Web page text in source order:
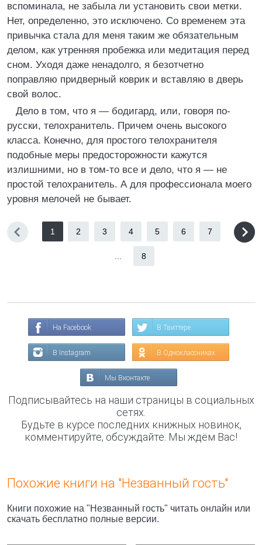
вспоминала, не забыла ли установить свои метки.
Нет, определенно, это исключено. Со временем эта
привычка стала для меня таким же обязательным
делом, как утренняя пробежка или медитация перед
сном. Уходя даже ненадолго, я безотчетно
поправляю придверный коврик и вставляю в дверь
свой волос.
Дело в том, что я — бодигард, или, говоря по-
русски, телохранитель. Причем очень высокого
класса. Конечно, для простого телохранителя
подобные меры предосторожности кажутся
излишними, но в том-то все и дело, что я — не
простой телохранитель. А для профессионала моего
уровня мелочей не бывает.
1 2 3 4 5 6 7
8
На Facebook В Твиттере
В Instagram В Одноклассниках
Мы Вконтакте
Подписывайтесь на наши страницы в социальных
сетях.
Будьте в курсе последних книжных новинок,
комментируйте, обсуждайте. Мы ждём Вас!
Похожие книги на "Незванный гость"
Книги похожие на "Незванный гость" читать онлайн или
скачать бесплатно полные версии.